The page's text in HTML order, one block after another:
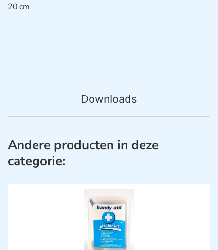
Downloads
20 cm
Andere producten in deze
categorie: